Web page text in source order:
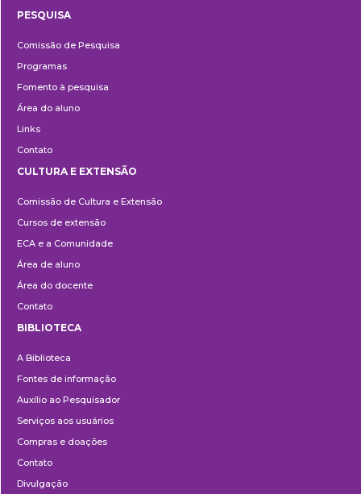
PESQUISA
Comissão de Pesquisa
Programas
Fomento à pesquisa
Área do aluno
Links
Contato
e
Extensão
CULTURA E EXTENSÃO
Comissão de Cultura e Extensão
Cursos de extensão
ECA e a Comunidade
Área de aluno
Área do docente
Contato
BIBLIOTECA
A Biblioteca
Fontes de informação
Auxílio ao Pesquisador
Serviços aos usuários
Compras e doações
Contato
Divulgação